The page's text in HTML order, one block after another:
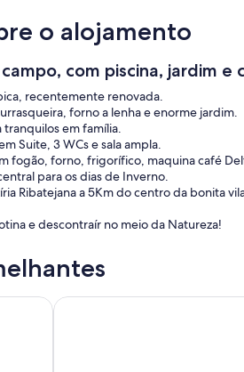
o alojamento
com piscina, jardim e
recentemente renovada.
forno a lenha e enorme jardim.
tranquilos em família.
Suite, 3 WCs e sala ampla.
fogão, forno, frigorífico, maquina café
para os dias de Inverno.
Ribatejana a 5Km do centro da bonita
e descontraír no meio da Natureza!
privada, Wi-Fi e Ar Condicionado
Mansão de estilo totalmente